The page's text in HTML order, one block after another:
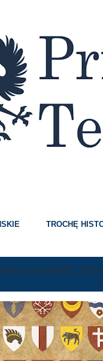
TROCHĘ
z sierpień, 2021